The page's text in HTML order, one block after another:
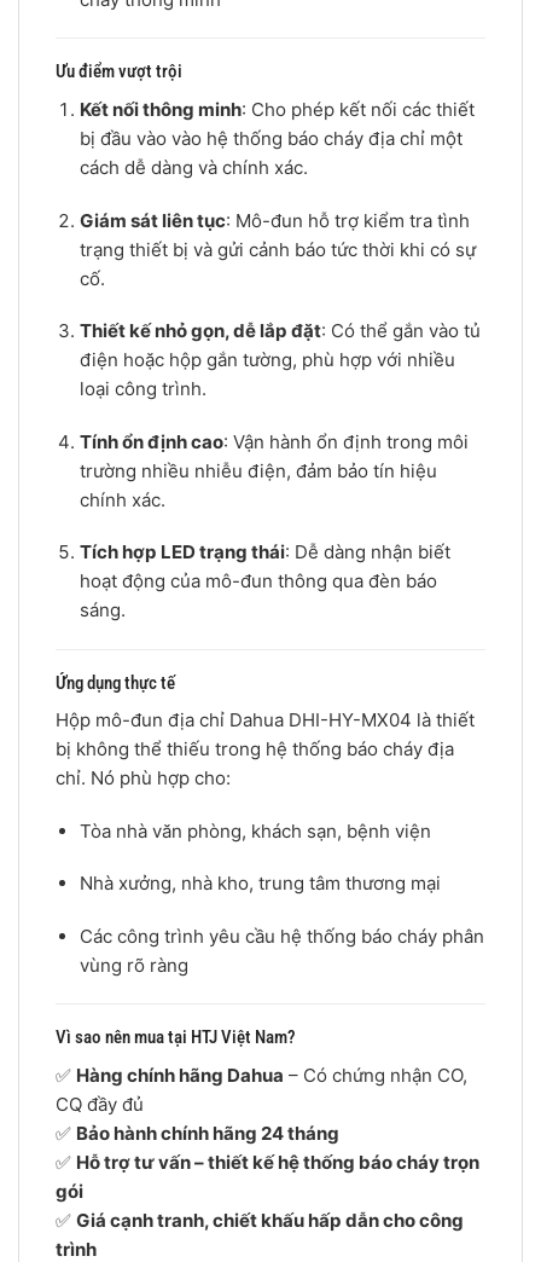
Ưu điểm vượt trội
Kết nối thông minh: Cho phép kết nối các thiết
bị đầu vào vào hệ thống báo cháy địa chỉ một
cách dễ dàng và chính xác.
Giám sát liên tục: Mô-đun hỗ trợ kiểm tra tình
trạng thiết bị và gửi cảnh báo tức thời khi có sự
cố.
Thiết kế nhỏ gọn, dễ lắp đặt: Có thể gắn vào tủ
điện hoặc hộp gắn tường, phù hợp với nhiều
loại công trình.
Tính ổn định cao: Vận hành ổn định trong môi
trường nhiều nhiễu điện, đảm bảo tín hiệu
chính xác.
Tích hợp LED trạng thái: Dễ dàng nhận biết
hoạt động của mô-đun thông qua đèn báo
sáng.
Ứng dụng thực tế
Hộp mô-đun địa chỉ Dahua DHI-HY-MX04 là thiết
bị không thể thiếu trong hệ thống báo cháy địa
chỉ. Nó phù hợp cho:
Tòa nhà văn phòng, khách sạn, bệnh viện
Nhà xưởng, nhà kho, trung tâm thương mại
Các công trình yêu cầu hệ thống báo cháy phân
vùng rõ ràng
Vì sao nên mua tại HTJ Việt Nam?
✅ Hàng chính hãng Dahua – Có chứng nhận CO,
CQ đầy đủ
✅ Bảo hành chính hãng 24 tháng
✅ Hỗ trợ tư vấn – thiết kế hệ thống báo cháy trọn
gói
✅ Giá cạnh tranh, chiết khấu hấp dẫn cho công
trình